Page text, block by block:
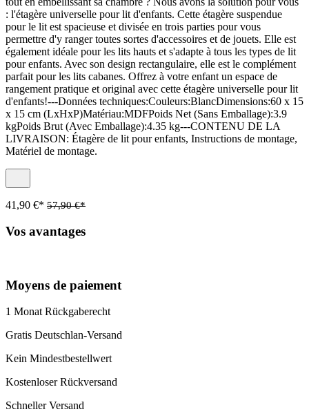
: l'étagère universelle pour lit d'enfants. Cette étagère suspendue
pour le lit est spacieuse et divisée en trois parties pour vous
permettre d'y ranger toutes sortes d'accessoires et de jouets. Elle est
également idéale pour les lits hauts et s'adapte à tous les types de lit
pour enfants. Avec son design rectangulaire, elle est le complément
parfait pour les lits cabanes. Offrez à votre enfant un espace de
rangement pratique et original avec cette étagère universelle pour lit
d'enfants!---Données techniques:Couleurs:BlancDimensions:60 x 15
x 15 cm (LxHxP)Matériau:MDFPoids Net (Sans Emballage):3.9
kgPoids Brut (Avec Emballage):4.35 kg---CONTENU DE LA
LIVRAISON: Étagère de lit pour enfants, Instructions de montage,
Matériel de montage.
41,90 €* 57,90 €*
Vos avantages
Moyens de paiement
1 Monat Rückgaberecht
Gratis Deutschlan-Versand
Kein Mindestbestellwert
Kostenloser Rückversand
Schneller Versand